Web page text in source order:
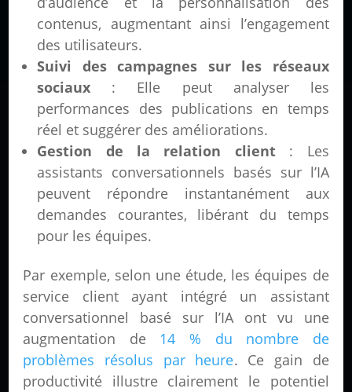
contenus, augmentant ainsi l’engagement
des utilisateurs.
Suivi des campagnes sur les réseaux
sociaux : Elle peut analyser les
performances des publications en temps
réel et suggérer des améliorations.
Gestion de la relation client: Les
assistants conversationnels basés sur l’IA
peuvent répondre instantanément aux
demandes courantes, libérant du temps
pour les équipes.
Par exemple, selon une étude, les équipes de
service client ayant intégré un assistant
conversationnel basé sur l’IA ont vu une
augmentation de 14 % du nombre de
problèmes résolus par heure. Ce gain de
productivité illustre clairement le potentiel